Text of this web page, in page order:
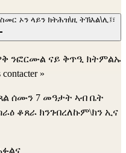
ኦን ላይን ክትሕዝ\ዚ ትኽእል\ሊ፤፣
ንፎርሙል ናይ ቅጥዒ ክትምልኡ
»
ሰሙን 7 መዓታት ኣብ ቤት
ቆጸራ ክንገብረለኩም\ክን ኢና